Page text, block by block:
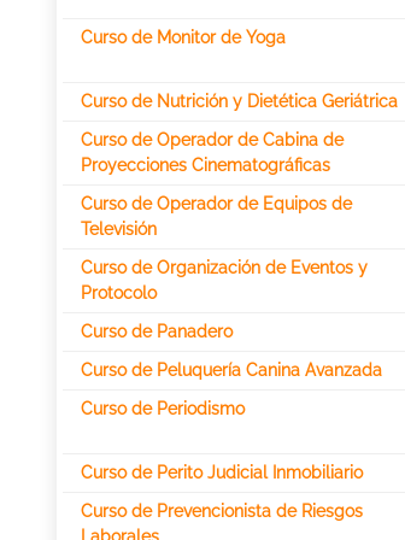
Curso de Monitor de Yoga
Curso de Nutrición y Dietética Geriátrica
Curso de Operador de Cabina de
Proyecciones Cinematográficas
Curso de Operador de Equipos de
Televisión
Curso de Organización de Eventos y
Protocolo
Curso de Panadero
Curso de Peluquería Canina Avanzada
Curso de Periodismo
Curso de Perito Judicial Inmobiliario
Curso de Prevencionista de Riesgos